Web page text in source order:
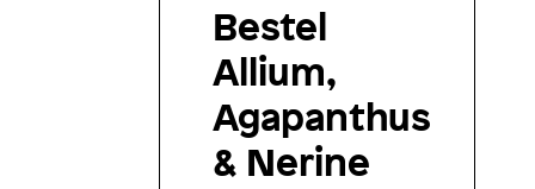
Bestel
Allium,
Agapanthus
& Nerine